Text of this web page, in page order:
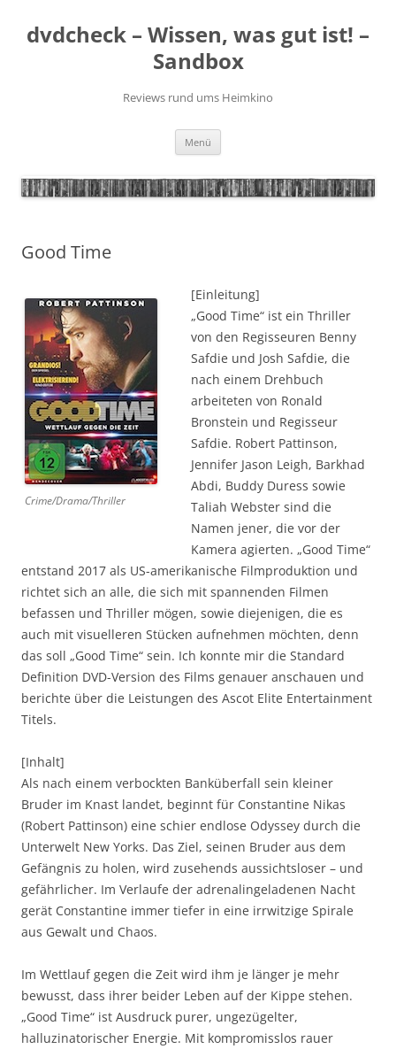
springen
dvdcheck – Wissen, was gut ist! –
Sandbox
Reviews rund ums Heimkino
Menü
Good Time
Crime/Drama/Thriller
[Einleitung]
„Good Time“ ist ein Thriller
von den Regisseuren Benny
Safdie und Josh Safdie, die
nach einem Drehbuch
arbeiteten von Ronald
Bronstein und Regisseur
Safdie. Robert Pattinson,
Jennifer Jason Leigh, Barkhad
Abdi, Buddy Duress sowie
Taliah Webster sind die
Namen jener, die vor der
Kamera agierten. „Good Time“
entstand 2017 als US-amerikanische Filmproduktion und
richtet sich an alle, die sich mit spannenden Filmen
befassen und Thriller mögen, sowie diejenigen, die es
auch mit visuelleren Stücken aufnehmen möchten, denn
das soll „Good Time“ sein. Ich konnte mir die Standard
Definition DVD-Version des Films genauer anschauen und
berichte über die Leistungen des Ascot Elite Entertainment
Titels.
[Inhalt]
Als nach einem verbockten Banküberfall sein kleiner
Bruder im Knast landet, beginnt für Constantine Nikas
(Robert Pattinson) eine schier endlose Odyssey durch die
Unterwelt New Yorks. Das Ziel, seinen Bruder aus dem
Gefängnis zu holen, wird zusehends aussichtsloser – und
gefährlicher. Im Verlaufe der adrenalingeladenen Nacht
gerät Constantine immer tiefer in eine irrwitzige Spirale
aus Gewalt und Chaos.
Im Wettlauf gegen die Zeit wird ihm je länger je mehr
bewusst, dass ihrer beider Leben auf der Kippe stehen.
„Good Time“ ist Ausdruck purer, ungezügelter,
halluzinatorischer Energie. Mit kompromisslos rauer